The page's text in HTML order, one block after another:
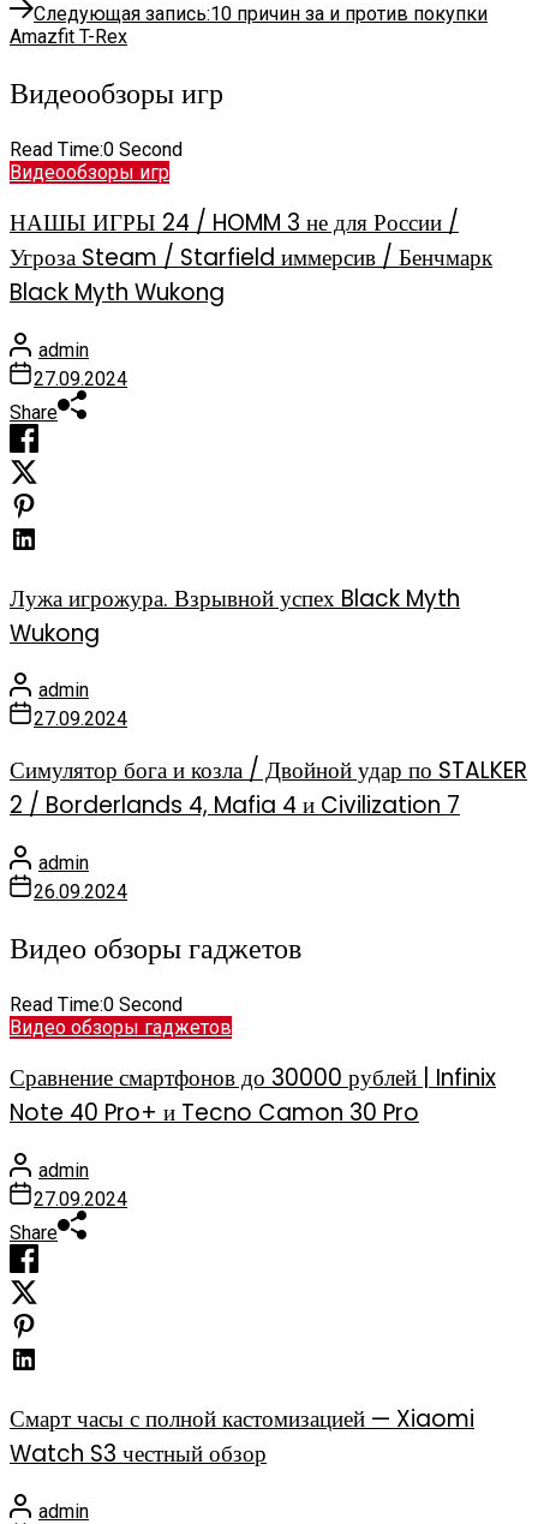
Следующая запись:10 причин за и против покупки
Amazfit T-Rex
Видеообзоры игр
Read Time:0 Second
Видеообзоры игр
НАШЫ ИГРЫ 24 / HOMM 3 не для России /
Угроза Steam / Starfield иммерсив / Бенчмарк
Black Myth Wukong
admin
27.09.2024
Share
Лужа игрожура. Взрывной успех Black Myth
Wukong
admin
27.09.2024
Симулятор бога и козла / Двойной удар по STALKER
2 / Borderlands 4, Mafia 4 и Civilization 7
admin
26.09.2024
Видео обзоры гаджетов
Read Time:0 Second
Видео обзоры гаджетов
Сравнение смартфонов до 30000 рублей | Infinix
Note 40 Pro+ и Tecno Camon 30 Pro
admin
27.09.2024
Share
Смарт часы с полной кастомизацией — Xiaomi
Watch S3 честный обзор
admin